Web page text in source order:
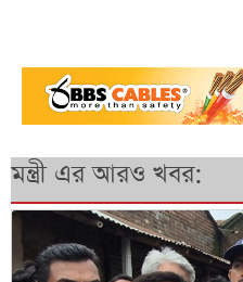
মন্ত্রী এর আরও খবর: